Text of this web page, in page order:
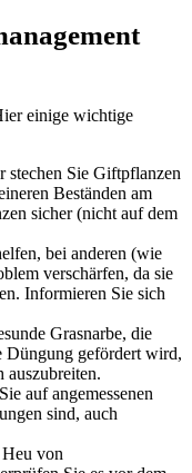
einige wichtige
stechen Sie Giftpflanzen
Beständen am
sicher (nicht auf dem
bei anderen (wie
verschärfen, da sie
Informieren Sie sich
Grasnarbe, die
Düngung gefördert wird,
auszubreiten.
auf angemessenen
sind, auch
von